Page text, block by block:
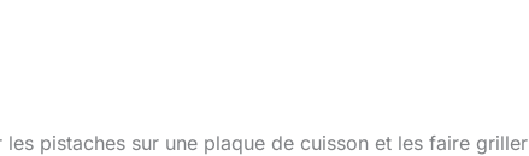
pistaches sur une plaque de cuisson et les faire griller